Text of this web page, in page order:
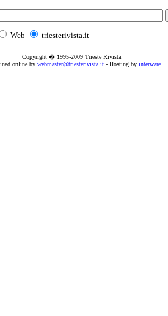
Web triesterivista.it
Copyright � 1995-2009 Trieste Rivista
online by webmaster@triesterivista.it- Hosting by interware